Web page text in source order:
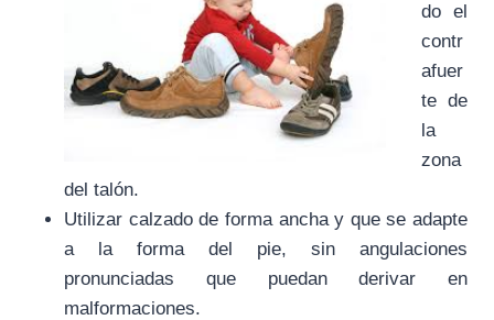
do el
contr
afuer
te de
la
zona
del talón.
Utilizar calzado de forma ancha y que se adapte
a la forma del pie, sin angulaciones
pronunciadas que puedan derivar en
malformaciones.